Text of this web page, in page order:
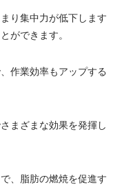
り集中力が低下します
ができます。
作業効率もアップする
まざまな効果を発揮し
、脂肪の燃焼を促進す